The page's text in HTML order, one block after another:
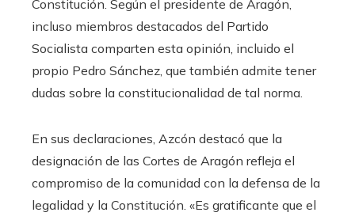
Constitución. Según el presidente de Aragón,
incluso miembros destacados del Partido
Socialista comparten esta opinión, incluido el
propio Pedro Sánchez, que también admite tener
dudas sobre la constitucionalidad de tal norma.
En sus declaraciones, Azcón destacó que la
designación de las Cortes de Aragón refleja el
compromiso de la comunidad con la defensa de la
legalidad y la Constitución. «Es gratificante que el